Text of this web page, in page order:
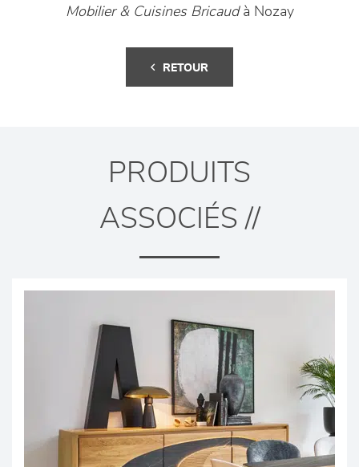
Mobilier & Cuisines Bricaudà Nozay
RETOUR
PRODUITS
ASSOCIÉS //